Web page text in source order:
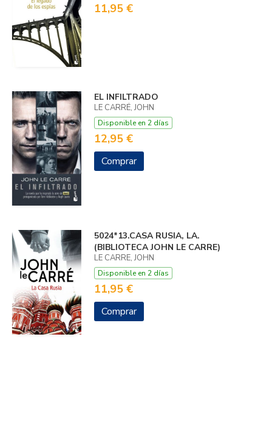
11,95 €
EL INFILTRADO
LE CARRÉ, JOHN
Disponible en 2 días
12,95 €
Comprar
5024*13.CASA RUSIA, LA.
(BIBLIOTECA JOHN LE CARRE)
LE CARRE, JOHN
Disponible en 2 días
11,95 €
Comprar